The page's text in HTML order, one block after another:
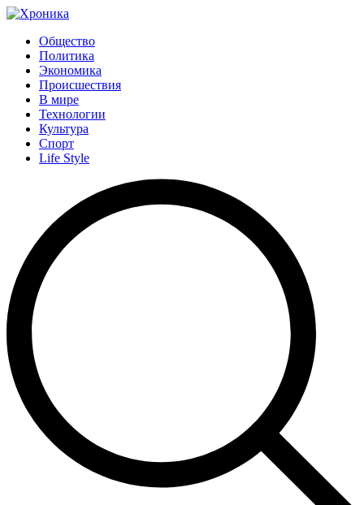
Общество
Политика
Экономика
Происшествия
В мире
Технологии
Культура
Спорт
Life Style